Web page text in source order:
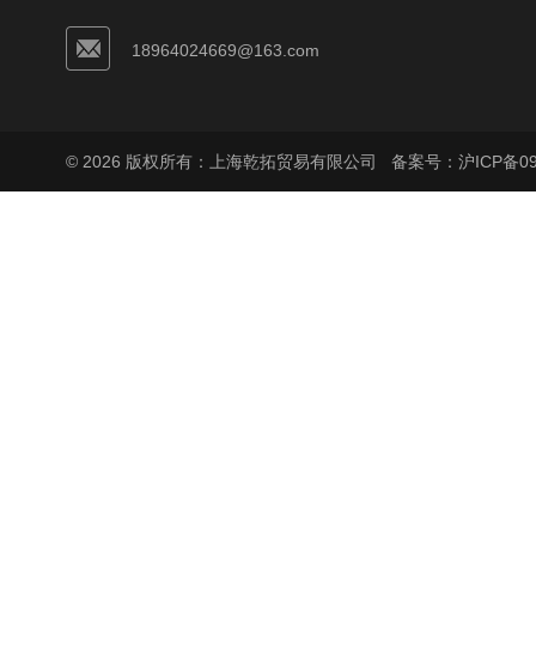
18964024669@163.com
© 2026 版权所有：上海乾拓贸易有限公司 备案号：沪ICP备